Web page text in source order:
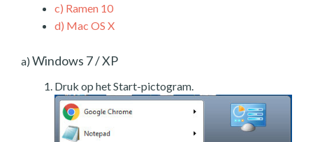
c) Ramen 10
d) Mac OS X
a) Windows 7 / XP
Druk op het Start-pictogram.